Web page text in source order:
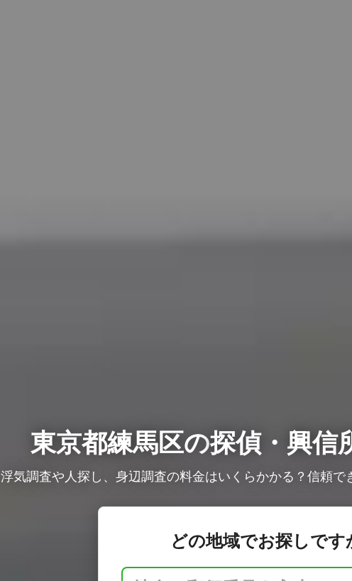
東京都練馬区の探偵・興信
浮気調査や人探し、身辺調査の料金はいくらかかる？信頼で
どの地域でお探しです